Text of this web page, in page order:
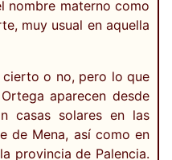
nombre materno como
muy usual en aquella
o no, pero lo que
aparecen desde
casas solares en las
de Mena, así como en
provincia de Palencia.